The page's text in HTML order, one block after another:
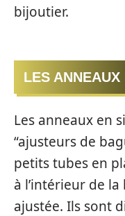
bijoutier.
LES
Les anneaux en
“ajusteurs de
petits tubes en
à l’intérieur de
ajustée. Ils sont